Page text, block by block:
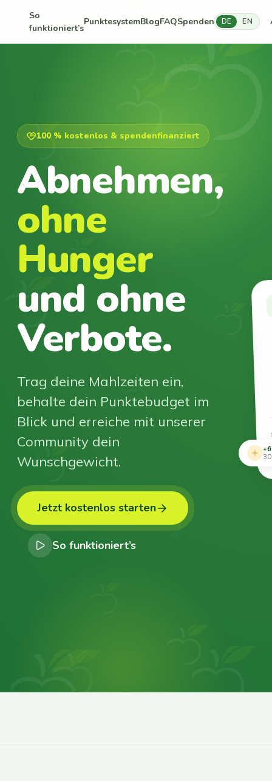
So
funktioniert’s
PunktesystemBlogFAQSpenden DE EN
100 % kostenlos & spendenfinanziert
Abnehmen,
ohne
Hunger
und ohne
Verbote.
Trag deine Mahlzeiten ein,
behalte dein Punktebudget im
Blick und erreiche mit unserer
Community dein
Wunschgewicht.
Jetzt kostenlos starten
So funktioniert’s